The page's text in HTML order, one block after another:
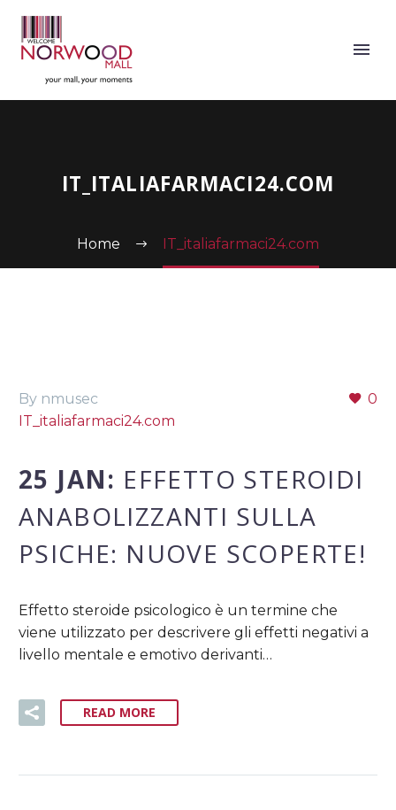
IT_ITALIAFARMACI24.COM
Home IT_italiafarmaci24.com
0
By nmusec
IT_italiafarmaci24.com
25 JAN: EFFETTO STEROIDI
ANABOLIZZANTI SULLA
PSICHE: NUOVE SCOPERTE!
Effetto steroide psicologico è un termine che
viene utilizzato per descrivere gli effetti negativi a
livello mentale e emotivo derivanti…
READ MORE